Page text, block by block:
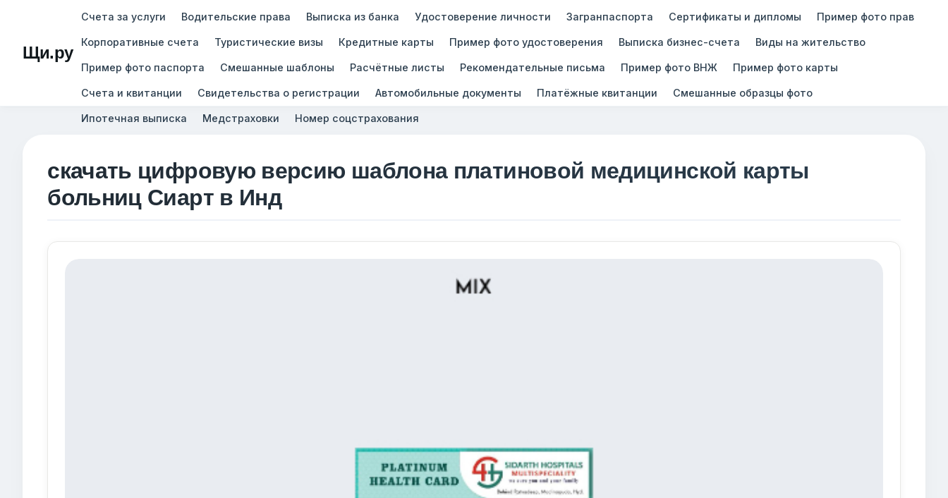
Щи.ру
Счета за услуги Водительские права Выписка из банка Удостоверение личности Загранпаспорта Сертификаты и дипломы Пример фото прав
Корпоративные счета Туристические визы Кредитные карты Пример фото удостоверения Выписка бизнес-счета Виды на жительство
Пример фото паспорта Смешанные шаблоны Расчётные листы Рекомендательные письма Пример фото ВНЖ Пример фото карты
Счета и квитанции Свидетельства о регистрации Автомобильные документы Платёжные квитанции Смешанные образцы фото
Ипотечная выписка Медстраховки Номер соцстрахования
скачать цифровую версию шаблона платиновой медицинской карты
больниц Сиарт в Инд